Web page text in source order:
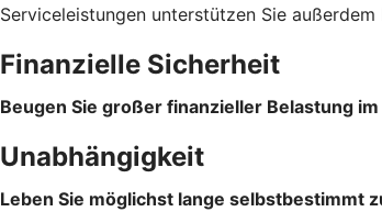
Serviceleistungen unterstützen Sie
Finanzielle Sicherheit
Beugen Sie großer finanzieller Belastung
Unabhängigkeit
Leben Sie möglichst lange selbstbestimmt